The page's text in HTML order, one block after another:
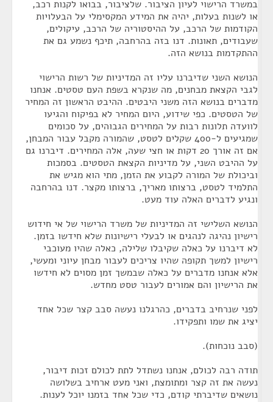
במשרד הרישוי לעיון הציבור. שלציבור, בבואו לקנות רכב,
או לשנות בעלות, יהיה את המידע המקסימלי על הבעלויות
הקודמות של הרכב, על ההיסטוריה של הרכב, עיקולים,
שעבודים, תאונות. דנו בזה בהרחבה, תיכף נשמע גם את
ההתקדמות בנושא הזה.
הנושא השני שדיברנו עליו זה המדיניות של רשות הרישוי
לגבי הקצאת מבחנים, מה שנקרא בשפת העם טסטים. אנחנו
מדברים בנושא הזה משני היבטים. ההיבט הראשון זה המחיר
של הטסטים. כפי שידוע, היום המחיר לא בפיקוח והגיעו
לוועדה תלונות רבות על המחירים הגבוהים, על סכומים
שמגיעים ל-400 שקלים לטסט, שהמורה מקבל עבור המבחן,
אם זה אורך 20 דקות או חצי שעה, אלה המחירים. דיברנו גם
על ההיבט השני, על מדיניות הקצאת הטסטים. בסמכות
וביכולת של המורה לקבוע את הזמן, מתי הוא מגיש את
התלמיד לטסט, ברצותו מאריך, ברצותו מקצר. דנו בהרחבה
ונגיע לדברים האלה עוד מעט.
הנושא השלישי זה המדיניות של משרד הרישוי של אי חידוש
רישיון נהיגה לנהגים או לבעלי רישיונות שלא חידשו בזמן.
לא דיברנו על כאלה שקיבלו שלילה, כאלה שהיו מעוכבי
רישיון למשך תקופה שהיו צריכים לעבור מבחן עיוני ומעשי,
אלא אנחנו מדברים על כאלה שבמשך זמן מסוים לא חידשו
את הרישיון והם אמורים לעבור טסט מחדש.
לפני שנרחיב בדברים, כהרגלנו נעשה סבב קצר שכל אחד
יציג את שמו ותפקידו.
(סבב נוכחות).
תודה רבה לכולם, אנחנו נשתדל לתת לכולם זכות דיבור,
נעשה את זה קצר ומתומצת, ואני מעט ארחיב בשלושה
נושאים שדיברתי קודם, כדי שכל אחד בזמנו יוכל לענות.